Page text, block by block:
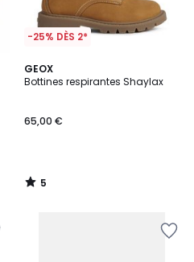
-25% DÈS 2*
GEOX
Bottines respirantes Shaylax
65,00 €
5
/
5
/